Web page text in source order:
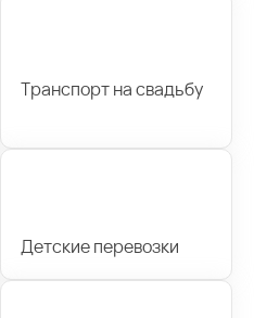
Транспорт на свадьбу
Детские перевозки